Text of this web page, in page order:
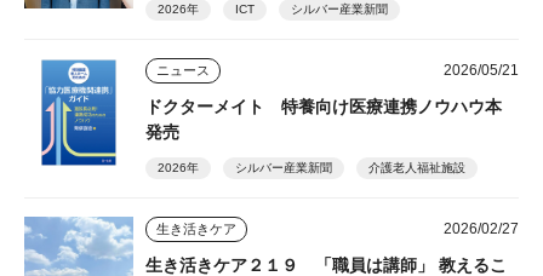
2026年 ICT シルバー産業新聞
ニュース 2026/05/21
ドクターメイト 特養向け医療連携ノウハウ本
発売
2026年 シルバー産業新聞 介護老人福祉施設
生き活きケア 2026/02/27
生き活きケア２１９ 「職員は講師」 教えるこ